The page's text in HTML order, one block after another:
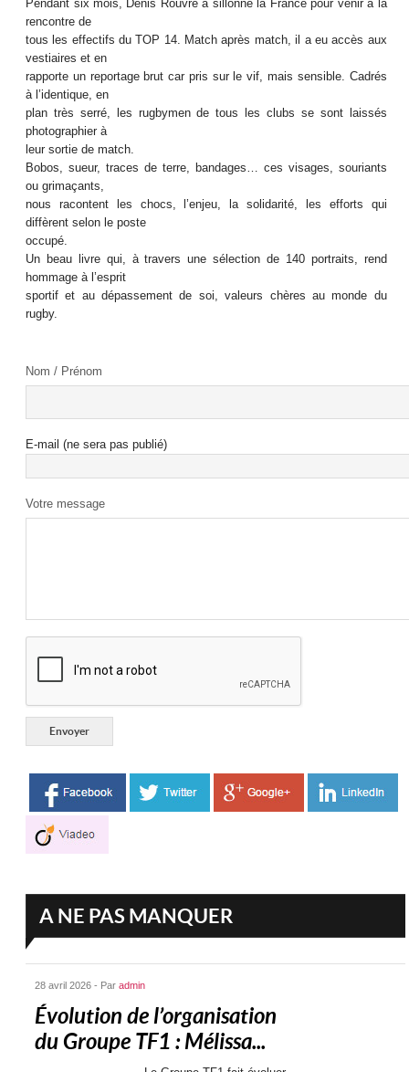
Pendant six mois, Denis Rouvre a sillonné la France pour venir à la
rencontre de
tous les effectifs du TOP 14. Match après match, il a eu accès aux
vestiaires et en
rapporte un reportage brut car pris sur le vif, mais sensible. Cadrés
à l’identique, en
plan très serré, les rugbymen de tous les clubs se sont laissés
photographier à
leur sortie de match.
Bobos, sueur, traces de terre, bandages… ces visages, souriants
ou grimaçants,
nous racontent les chocs, l’enjeu, la solidarité, les efforts qui
diffèrent selon le poste
occupé.
Un beau livre qui, à travers une sélection de 140 portraits, rend
hommage à l’esprit
sportif et au dépassement de soi, valeurs chères au monde du
rugby.
Nom / Prénom
E-mail (ne sera pas publié)
Votre message
A NE PAS MANQUER
28 avril 2026 - Paradmin
Évolution de l’organisation
du Groupe TF1 : Mélissa...